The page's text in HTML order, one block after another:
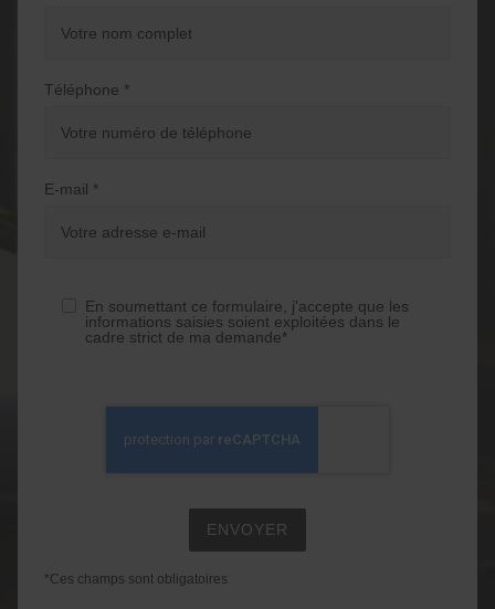
Téléphone *
E-mail *
En soumettant ce formulaire, j'accepte que les
informations saisies soient exploitées dans le
cadre strict de ma demande*
*Ces champs sont obligatoires